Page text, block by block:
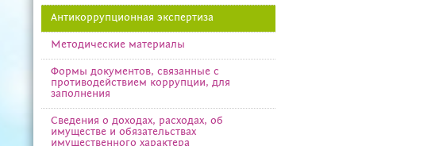
Антикоррупционная экспертиза
Методические материалы
Формы документов, связанные с
противодействием коррупции, для
заполнения
Сведения о доходах, расходах, об
имуществе и обязательствах
имущественного характера